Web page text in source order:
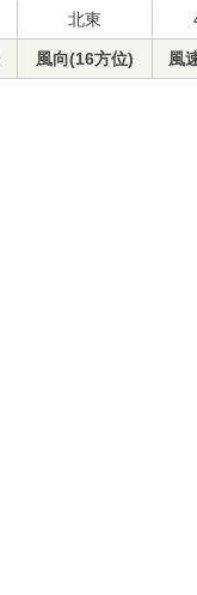
北東
風向(16方位) 風